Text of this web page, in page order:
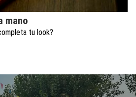
mano
tu look?